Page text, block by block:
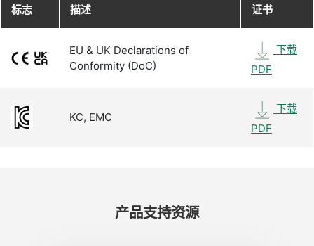
标志 描述 证书
EU & UK Declarations of
Conformity (DoC)
下载
PDF
KC, EMC
下载
PDF
产品​支持​资源